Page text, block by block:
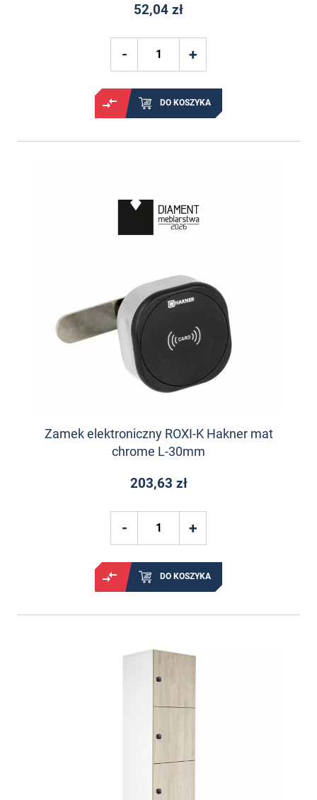
52,04 zł
DO KOSZYKA
Zamek elektroniczny ROXI-K Hakner mat
chrome L-30mm
203,63 zł
DO KOSZYKA